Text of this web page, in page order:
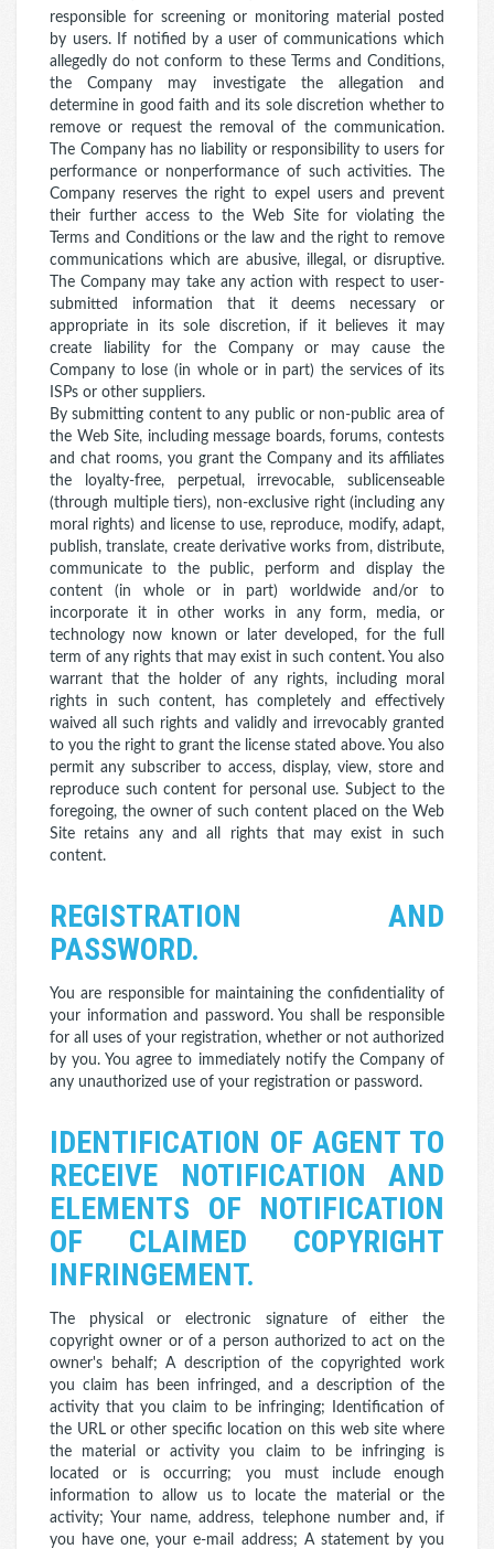
responsible for screening or monitoring material posted
by users. If notified by a user of communications which
allegedly do not conform to these Terms and Conditions,
the Company may investigate the allegation and
determine in good faith and its sole discretion whether to
remove or request the removal of the communication.
The Company has no liability or responsibility to users for
performance or nonperformance of such activities. The
Company reserves the right to expel users and prevent
their further access to the Web Site for violating the
Terms and Conditions or the law and the right to remove
communications which are abusive, illegal, or disruptive.
The Company may take any action with respect to user-
submitted information that it deems necessary or
appropriate in its sole discretion, if it believes it may
create liability for the Company or may cause the
Company to lose (in whole or in part) the services of its
ISPs or other suppliers.
By submitting content to any public or non-public area of
the Web Site, including message boards, forums, contests
and chat rooms, you grant the Company and its affiliates
the loyalty-free, perpetual, irrevocable, sublicenseable
(through multiple tiers), non-exclusive right (including any
moral rights) and license to use, reproduce, modify, adapt,
publish, translate, create derivative works from, distribute,
communicate to the public, perform and display the
content (in whole or in part) worldwide and/or to
incorporate it in other works in any form, media, or
technology now known or later developed, for the full
term of any rights that may exist in such content. You also
warrant that the holder of any rights, including moral
rights in such content, has completely and effectively
waived all such rights and validly and irrevocably granted
to you the right to grant the license stated above. You also
permit any subscriber to access, display, view, store and
reproduce such content for personal use. Subject to the
foregoing, the owner of such content placed on the Web
Site retains any and all rights that may exist in such
content.
REGISTRATION AND
PASSWORD.
You are responsible for maintaining the confidentiality of
your information and password. You shall be responsible
for all uses of your registration, whether or not authorized
by you. You agree to immediately notify the Company of
any unauthorized use of your registration or password.
IDENTIFICATION OF AGENT TO
RECEIVE NOTIFICATION AND
ELEMENTS OF NOTIFICATION
OF CLAIMED COPYRIGHT
INFRINGEMENT.
The physical or electronic signature of either the
copyright owner or of a person authorized to act on the
owner's behalf; A description of the copyrighted work
you claim has been infringed, and a description of the
activity that you claim to be infringing; Identification of
the URL or other specific location on this web site where
the material or activity you claim to be infringing is
located or is occurring; you must include enough
information to allow us to locate the material or the
activity; Your name, address, telephone number and, if
you have one, your e-mail address; A statement by you